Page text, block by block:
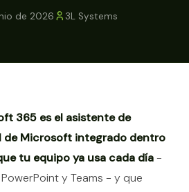
de 2026 3L Systems
artículo
365 es el asistente de
Microsoft integrado dentro
tu equipo ya usa cada día-
y Teams - y que